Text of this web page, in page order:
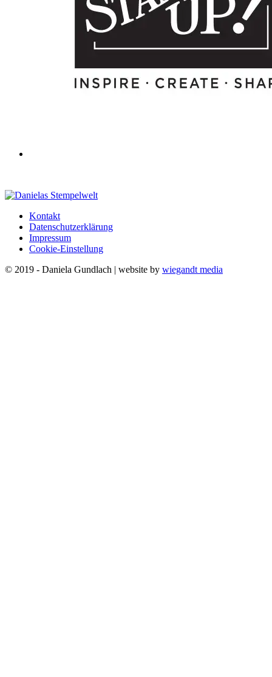
Kontakt
Datenschutzerklärung
Impressum
Cookie-Einstellung
© 2019 - Daniela Gundlach | website by wiegandt media